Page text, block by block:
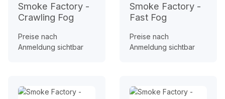
Smoke Factory -
Crawling Fog
Preise nach
Anmeldung sichtbar
Smoke Factory -
Fast Fog
Preise nach
Anmeldung sichtbar